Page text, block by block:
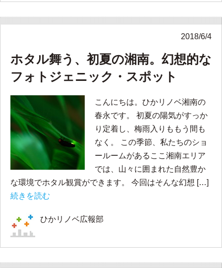
2018/6/4
ホタル舞う、初夏の湘南。幻想的な
フォトジェニック・スポット
こんにちは。ひかリノベ湘南の
春永です。 初夏の陽気がすっか
り定着し、梅雨入りももう間も
なく。 この季節、私たちのショ
ールームがあるここ湘南エリア
では、山々に囲まれた自然豊か
な環境でホタル観賞ができます。 今回はそんな幻想 […]
続きを読む
ひかリノベ広報部